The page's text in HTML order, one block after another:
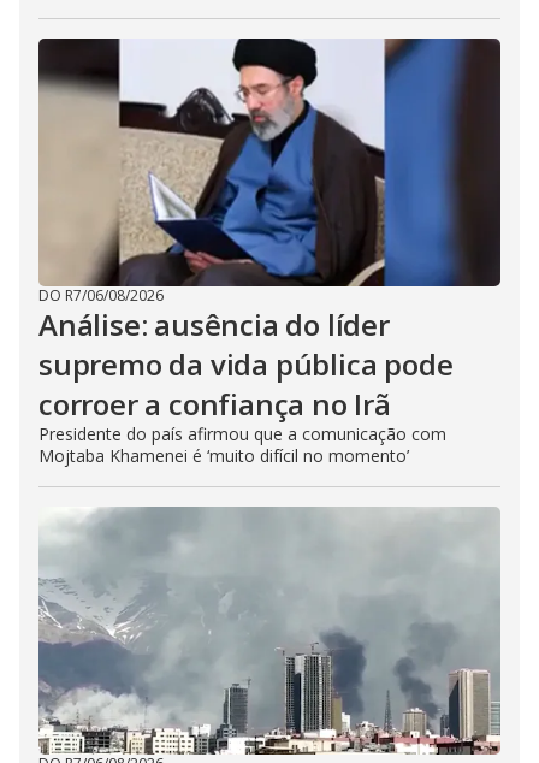
DO R7/06/08/2026
Análise: ausência do líder
supremo da vida pública pode
corroer a confiança no Irã
Presidente do país afirmou que a comunicação com
Mojtaba Khamenei é ‘muito difícil no momento’